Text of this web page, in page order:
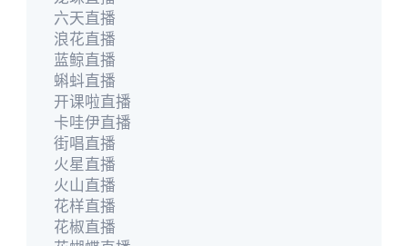
六天直播
浪花直播
蓝鲸直播
蝌蚪直播
开课啦直播
卡哇伊直播
街唱直播
火星直播
火山直播
花样直播
花椒直播